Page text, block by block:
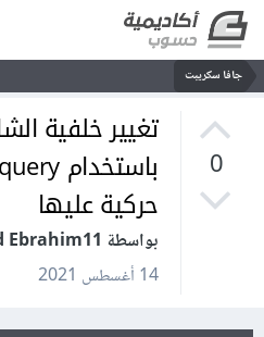
جافا سكريبت
0
تغيير خلفية
حركية عليها
بواسطة Ahmed Ebrahim11
14 أغسطس 2021